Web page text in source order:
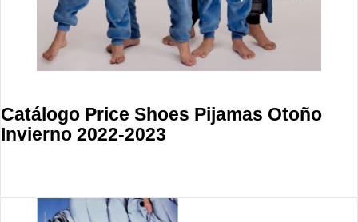
Catálogo Price Shoes Pijamas Otoño
Invierno 2022-2023